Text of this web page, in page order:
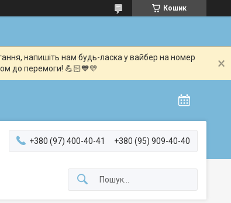
Кошик
напишіть нам будь-ласка у вайбер на номер
до перемоги! 💪🏻💙💛
+380 (97) 400-40-41 +380 (95) 909-40-40